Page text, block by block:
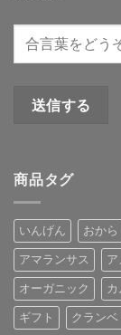
商品タグ
いんげん おから
アマランサス ア
オーガニック
ギフト クランベ